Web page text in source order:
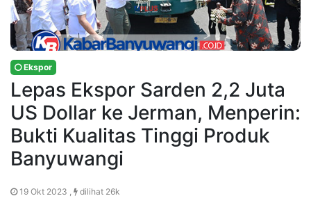
Ekspor
Lepas Ekspor Sarden 2,2 Juta
US Dollar ke Jerman, Menperin:
Bukti Kualitas Tinggi Produk
Banyuwangi
19 Okt 2023 , dilihat 26k